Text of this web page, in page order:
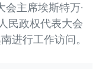
主席埃斯特万·
民政权代表大会
进行工作访问。